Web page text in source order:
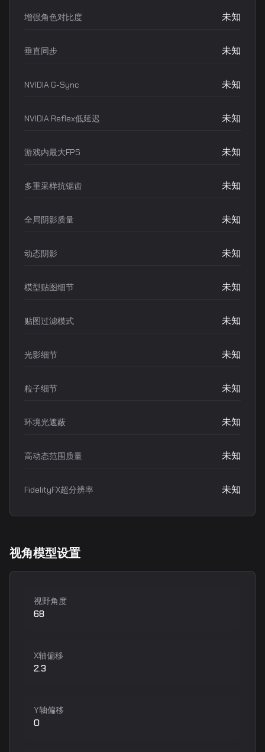
增强角色对比度 未知
垂直同步 未知
NVIDIA G-Sync 未知
NVIDIA Reflex低延迟 未知
游戏内最大FPS 未知
多重采样抗锯齿 未知
全局阴影质量 未知
动态阴影 未知
模型贴图细节 未知
贴图过滤模式 未知
光影细节 未知
粒子细节 未知
环境光遮蔽 未知
高动态范围质量 未知
FidelityFX超分辨率 未知
视角模型设置
视野角度
68
X轴偏移
2.3
Y轴偏移
0